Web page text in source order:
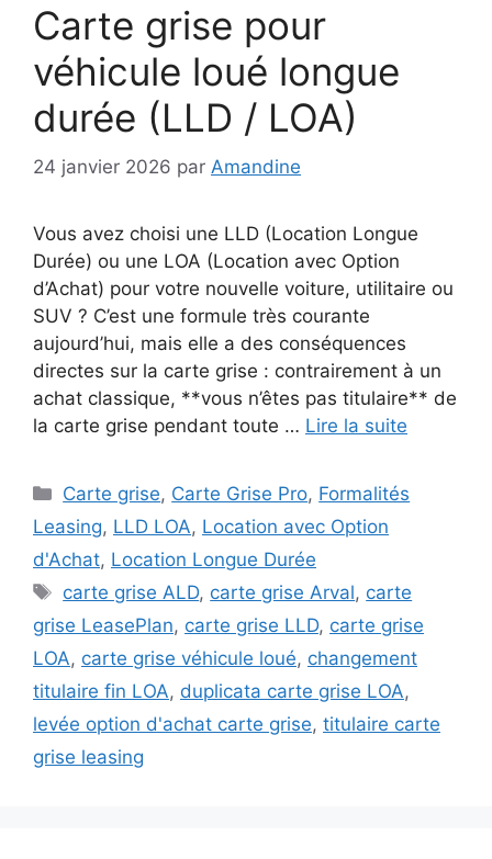
Carte grise pour
véhicule loué longue
durée (LLD / LOA)
24 janvier 2026 par Amandine
Vous avez choisi une LLD (Location Longue
Durée) ou une LOA (Location avec Option
d’Achat) pour votre nouvelle voiture, utilitaire ou
SUV ? C’est une formule très courante
aujourd’hui, mais elle a des conséquences
directes sur la carte grise : contrairement à un
achat classique, **vous n’êtes pas titulaire** de
la carte grise pendant toute … Lire la suite
Catégories
Carte grise, Carte Grise Pro, Formalités
Leasing, LLD LOA, Location avec Option
d'Achat, Location Longue Durée
Étiquettes
carte grise ALD, carte grise Arval, carte
grise LeasePlan, carte grise LLD, carte grise
LOA, carte grise véhicule loué, changement
titulaire fin LOA, duplicata carte grise LOA,
levée option d'achat carte grise, titulaire carte
grise leasing